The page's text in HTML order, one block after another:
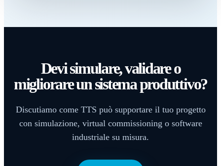
Devi simulare, validare o
migliorare un sistema produttivo?
Discutiamo come TTS può supportare il tuo progetto
con simulazione, virtual commissioning o software
industriale su misura.